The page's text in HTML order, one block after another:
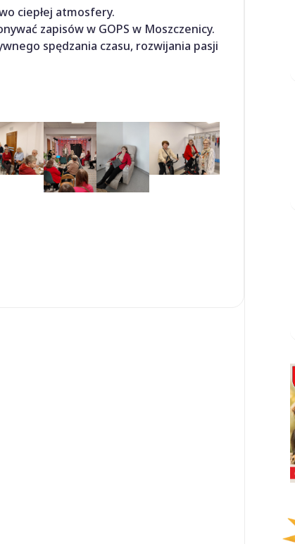
ciepłej atmosfery.
zapisów w GOPS w Moszczenicy.
spędzania czasu, rozwijania pasji